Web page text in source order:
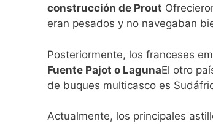
construcción de Prout
eran pesados ​​y no navegaban
Posteriormente, los franceses
Fuente Pajot o LagunaEl otro
de buques multicasco es
Actualmente, los principales